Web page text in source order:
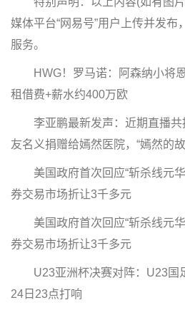
媒体平台“网易号”用户上传并发
服务。
HWG！罗马诺：阿森纳小将恩
租借费+薪水约400万欧
李亚鹏最新发声：近期直播共
友名义捐赠给嫣然医院，“嫣然的
美国政府首次回应“斩杀线元华
券交易市场折让3千多元
美国政府首次回应“斩杀线元华
券交易市场折让3千多元
U23亚洲杯决赛对阵：U23国
24日23点打响